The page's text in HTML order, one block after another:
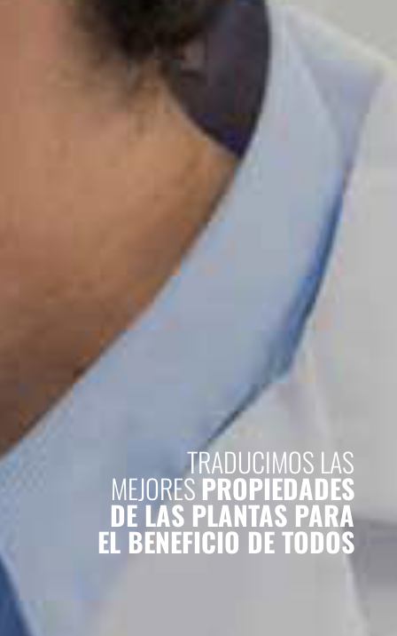
TRADUCIMOS LAS
MEJORESPROPIEDADES
DE LAS PLANTAS PARA
EL BENEFICIO DE TODOS